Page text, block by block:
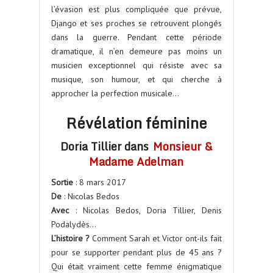
l’évasion est plus compliquée que prévue,
Django et ses proches se retrouvent plongés
dans la guerre. Pendant cette période
dramatique, il n’en demeure pas moins un
musicien exceptionnel qui résiste avec sa
musique, son humour, et qui cherche à
approcher la perfection musicale…
Révélation féminine
Doria Tillier dans Monsieur &
Madame Adelman
Sortie : 8 mars 2017
De : Nicolas Bedos
Avec: Nicolas Bedos, Doria Tillier, Denis
Podalydès…
L’histoire ? Comment Sarah et Victor ont-ils fait
pour se supporter pendant plus de 45 ans ?
Qui était vraiment cette femme énigmatique